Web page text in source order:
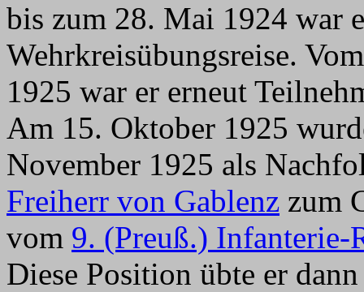
bis zum 28. Mai 1924 war
Wehrkreisübungsreise.
1925 war er erneut
Am 15. Oktober 1925
November 1925 als
Freiherr von Gablenz zum
vom 9. (Preuß.) Infanterie-
Diese Position übte er